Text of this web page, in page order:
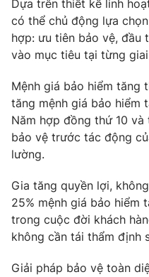
Photo
Video
VTV Money
VTV Sức khoẻ
VTV4
Dựa trên thiết kế linh
có thể chủ động lựa
hợp: ưu tiên bảo vệ, đầu
vào mục tiêu tại từng
Mệnh giá bảo hiểm tăng
tăng mệnh giá bảo hiểm
Năm hợp đồng thứ 10
bảo vệ trước tác động
lường.
Gia tăng quyền lợi,
25% mệnh giá bảo hiểm
trong cuộc đời khách
không cần tái thẩm định
Giải pháp bảo vệ toàn